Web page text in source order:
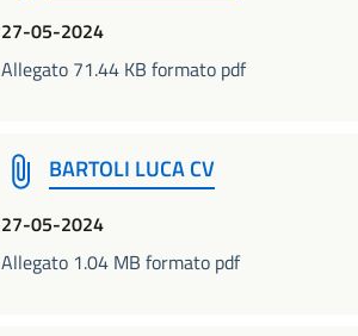
27-05-2024
Allegato 71.44 KB formato pdf
BARTOLI LUCA CV
27-05-2024
Allegato 1.04 MB formato pdf